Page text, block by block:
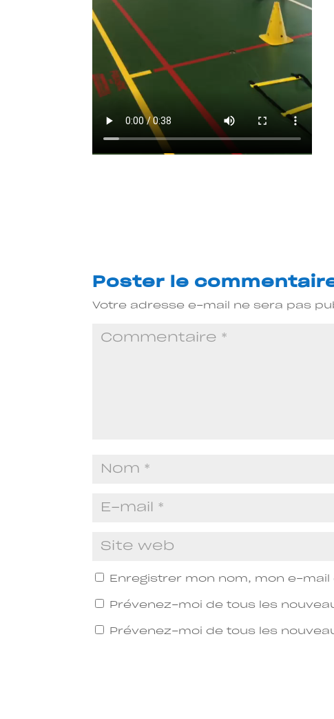
Poster le
Votre adresse e-mail ne sera pas
Enregistrer mon nom, mon e-
Prévenez-moi de tous les
Prévenez-moi de tous les